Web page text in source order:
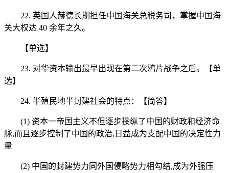
22. 英国人赫德长期担任中国海关总税务司，掌握中国海
关大权达 40 余年之久。
【单选】
23. 对华资本输出最早出现在第二次鸦片战争之后。【单
选】
24. 半殖民地半封建社会的特点：【简答】
(1) 资本一帝国主义不但逐步操纵了中国的财政和经济命
脉,而且逐步控制了中国的政治,日益成为支配中国的决定性力
量
(2) 中国的封建势力同外国侵略势力相勾结,成为外强压